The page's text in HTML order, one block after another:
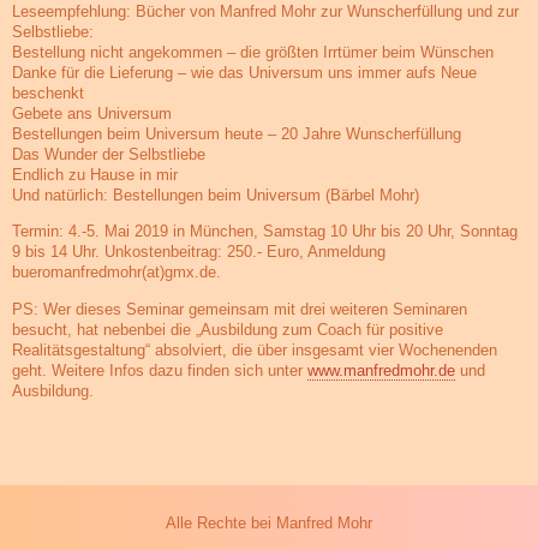
Leseempfehlung: Bücher von Manfred Mohr zur Wunscherfüllung und zur
Selbstliebe:
Bestellung nicht angekommen – die größten Irrtümer beim Wünschen
Danke für die Lieferung – wie das Universum uns immer aufs Neue
beschenkt
Gebete ans Universum
Bestellungen beim Universum heute – 20 Jahre Wunscherfüllung
Das Wunder der Selbstliebe
Endlich zu Hause in mir
Und natürlich: Bestellungen beim Universum (Bärbel Mohr)
Termin: 4.-5. Mai 2019 in München, Samstag 10 Uhr bis 20 Uhr, Sonntag
9 bis 14 Uhr. Unkostenbeitrag: 250.- Euro, Anmeldung
bueromanfredmohr(at)gmx.de.
PS: Wer dieses Seminar gemeinsam mit drei weiteren Seminaren
besucht, hat nebenbei die „Ausbildung zum Coach für positive
Realitätsgestaltung“ absolviert, die über insgesamt vier Wochenenden
geht. Weitere Infos dazu finden sich unter www.manfredmohr.de und
Ausbildung.
Alle Rechte bei Manfred Mohr